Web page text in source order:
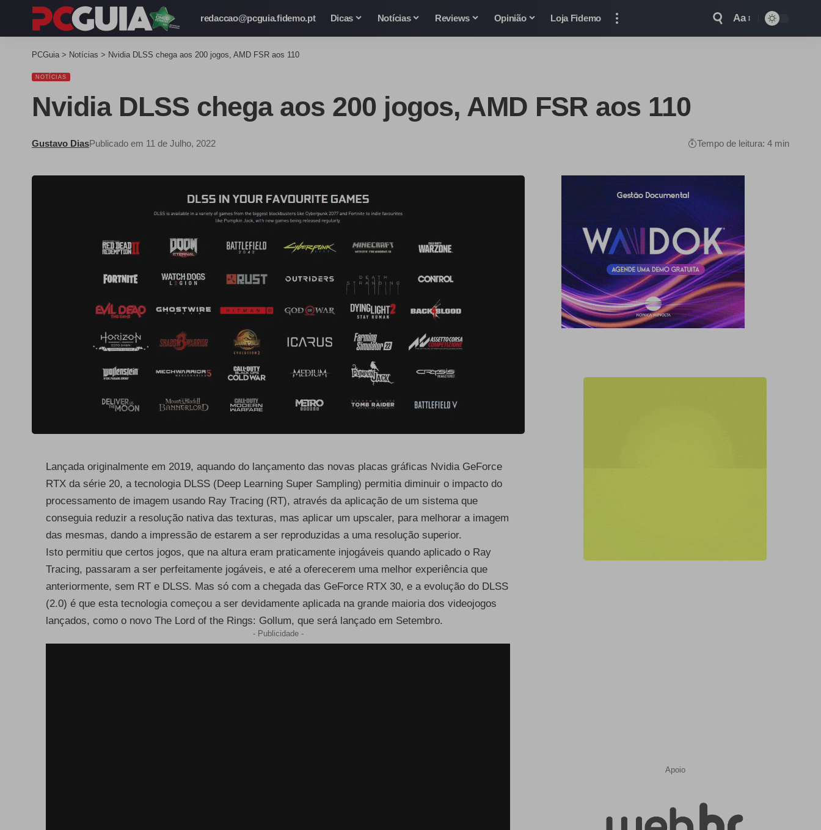
redaccao@pcguia.fidemo.pt Dicas Notícias Reviews Opinião Loja Fidemo Aa
PCGuia > Notícias > Nvidia DLSS chega aos 200 jogos, AMD FSR aos 110
NOTÍCIAS
Nvidia DLSS chega aos 200 jogos, AMD FSR aos 110
Gustavo DiasPublicado em 11 de Julho, 2022 Tempo de leitura: 4 min
Lançada originalmente em 2019, aquando do lançamento das novas placas gráficas Nvidia GeForce
RTX da série 20, a tecnologia DLSS (Deep Learning Super Sampling) permitia diminuir o impacto do
processamento de imagem usando Ray Tracing (RT), através da aplicação de um sistema que
conseguia reduzir a resolução nativa das texturas, mas aplicar um upscaler, para melhorar a imagem
das mesmas, dando a impressão de estarem a ser reproduzidas a uma resolução superior.
Isto permitiu que certos jogos, que na altura eram praticamente injogáveis quando aplicado o Ray
Tracing, passaram a ser perfeitamente jogáveis, e até a oferecerem uma melhor experiência que
anteriormente, sem RT e DLSS. Mas só com a chegada das GeForce RTX 30, e a evolução do DLSS
(2.0) é que esta tecnologia começou a ser devidamente aplicada na grande maioria dos videojogos
lançados, como o novo The Lord of the Rings: Gollum, que será lançado em Setembro.
- Publicidade -
Apoio